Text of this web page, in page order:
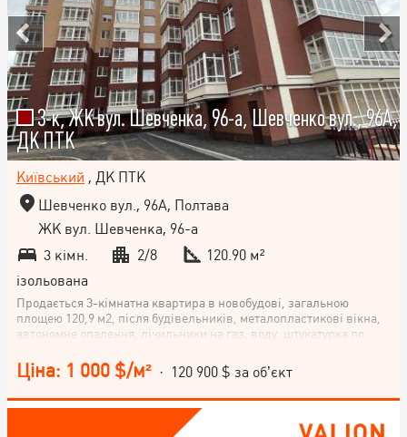
3-к, ЖК вул. Шевченка, 96-а, Шевченко вул., 96А,
ДК ПТК
Київський , ДК ПТК
Шевченко вул., 96А, Полтава
ЖК вул. Шевченка, 96-а
3 кімн.
2/8
120.90 м²
ізольована
Продається 3-кімнатна квартира в новобудові, загальною
площею 120,9 м2, після будівельників, металопластикові вікна,
автономне опалення, лічильники на газ, воду, штукатурка по
радіаторів. Наявний підземний паркінг. Квартира знаходиться
на 2 поверсі 8-поверхового будинку Поспішіть придбати цю
квартиру і зробити її своїми власними руками! Чекаємо на ваш
дзвінок.
Ціна: 1 000 $/м² · 120 900 $ за об’єкт